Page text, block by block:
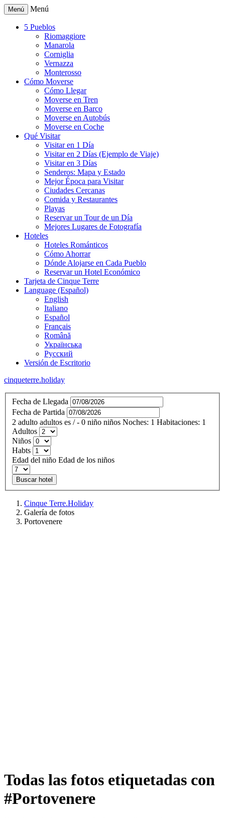
Menú Menú
5 Pueblos
Riomaggiore
Manarola
Corniglia
Vernazza
Monterosso
Cómo Moverse
Cómo Llegar
Moverse en Tren
Moverse en Barco
Moverse en Autobús
Moverse en Coche
Qué Visitar
Visitar en 1 Día
Visitar en 2 Días (Ejemplo de Viaje)
Visitar en 3 Días
Senderos: Mapa y Estado
Mejor Época para Visitar
Ciudades Cercanas
Comida y Restaurantes
Playas
Reservar un Tour de un Día
Mejores Lugares de Fotografía
Hoteles
Hoteles Románticos
Cómo Ahorrar
Dónde Alojarse en Cada Pueblo
Reservar un Hotel Económico
Tarjeta de Cinque Terre
Language (Español)
English
Italiano
Español
Français
Română
Українська
Русский
Versión de Escritorio
cinqueterre.holiday
Fecha de Llegada
Fecha de Partida
2 adulto adultos es / - 0 niño niños Noches: 1 Habitaciones: 1
Adultos
Niños
Habts
Edad del niño Edad de los niños
Buscar hotel
Cinque Terre.Holiday
Galería de fotos
Portovenere
Todas las fotos etiquetadas con
#Portovenere